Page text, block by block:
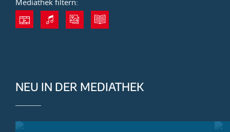
Mediathek filtern:
NEU IN DER MEDIATHEK